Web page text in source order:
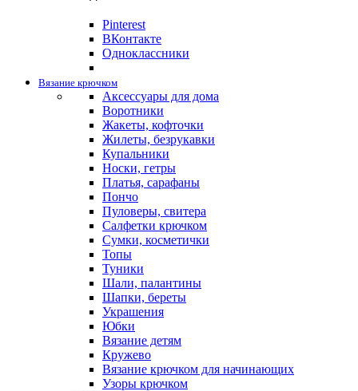
Pinterest
ВКонтакте
Одноклассники
Вязание крючком
Аксессуары для дома
Воротники
Жакеты, кофточки
Жилеты, безрукавки
Купальники
Носки, гетры
Платья, сарафаны
Пончо
Пуловеры, свитера
Салфетки крючком
Сумки, косметички
Топы
Туники
Шали, палантины
Шапки, береты
Украшения
Юбки
Вязание детям
Кружево
Вязание крючком для начинающих
Узоры крючком